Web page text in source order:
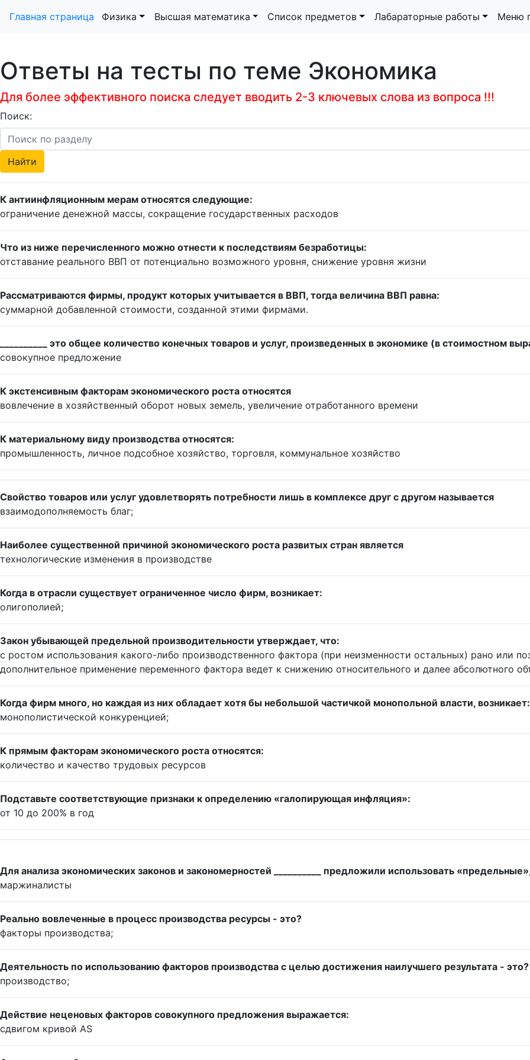
Главная страница Физика Высшая математика Список предметов Лабараторные работы Меню
Ответы на тесты по теме Экономика
Для более эффективного поиска следует вводить 2-3 ключевых слова из вопроса !!!
Поиск:
К антиинфляционным мерам относятся следующие:
ограничение денежной массы, сокращение государственных расходов
Что из ниже перечисленного можно отнести к последствиям безработицы:
отставание реального ВВП от потенциально возможного уровня, снижение уровня жизни
Рассматриваются фирмы, продукт которых учитывается в ВВП, тогда величина ВВП равна:
суммарной добавленной стоимости, созданной этими фирмами.
__________ это общее количество конечных товаров и услуг, произведенных в экономике (в стоимостном
совокупное предложение
К экстенсивным факторам экономического роста относятся
вовлечение в хозяйственный оборот новых земель, увеличение отработанного времени
К материальному виду производства относятся:
промышленность, личное подсобное хозяйство, торговля, коммунальное хозяйство
Свойство товаров или услуг удовлетворять потребности лишь в комплексе друг с другом называется
взаимодополняемость благ;
Наиболее существенной причиной экономического роста развитых стран является
технологические изменения в производстве
Когда в отрасли существует ограниченное число фирм, возникает:
олигополией;
Закон убывающей предельной производительности утверждает, что:
с ростом использования какого-либо производственного фактора (при неизменности остальных) рано или
дополнительное применение переменного фактора ведет к снижению относительного и далее абсолютного
Когда фирм много, но каждая из них обладает хотя бы небольшой частичкой монопольной власти, возникает:
монополистической конкуренцией;
К прямым факторам экономического роста относятся:
количество и качество трудовых ресурсов
Подставьте соответствующие признаки к определению «галопирующая инфляция»:
от 10 до 200% в год
Для анализа экономических законов и закономерностей __________ предложили использовать
маржиналисты
Реально вовлеченные в процесс производства ресурсы - это?
факторы производства;
Деятельность по использованию факторов производства с целью достижения наилучшего результата - это?
производство;
Действие неценовых факторов совокупного предложения выражается:
сдвигом кривой AS